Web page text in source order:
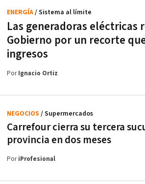
Las generadoras eléctricas
Gobierno por un recorte
ingresos
ENERGÍA/ Sistema al límite
PorIgnacio Ortiz
Carrefour cierra su tercera
provincia en dos meses
NEGOCIOS / Supermercados
PoriProfesional